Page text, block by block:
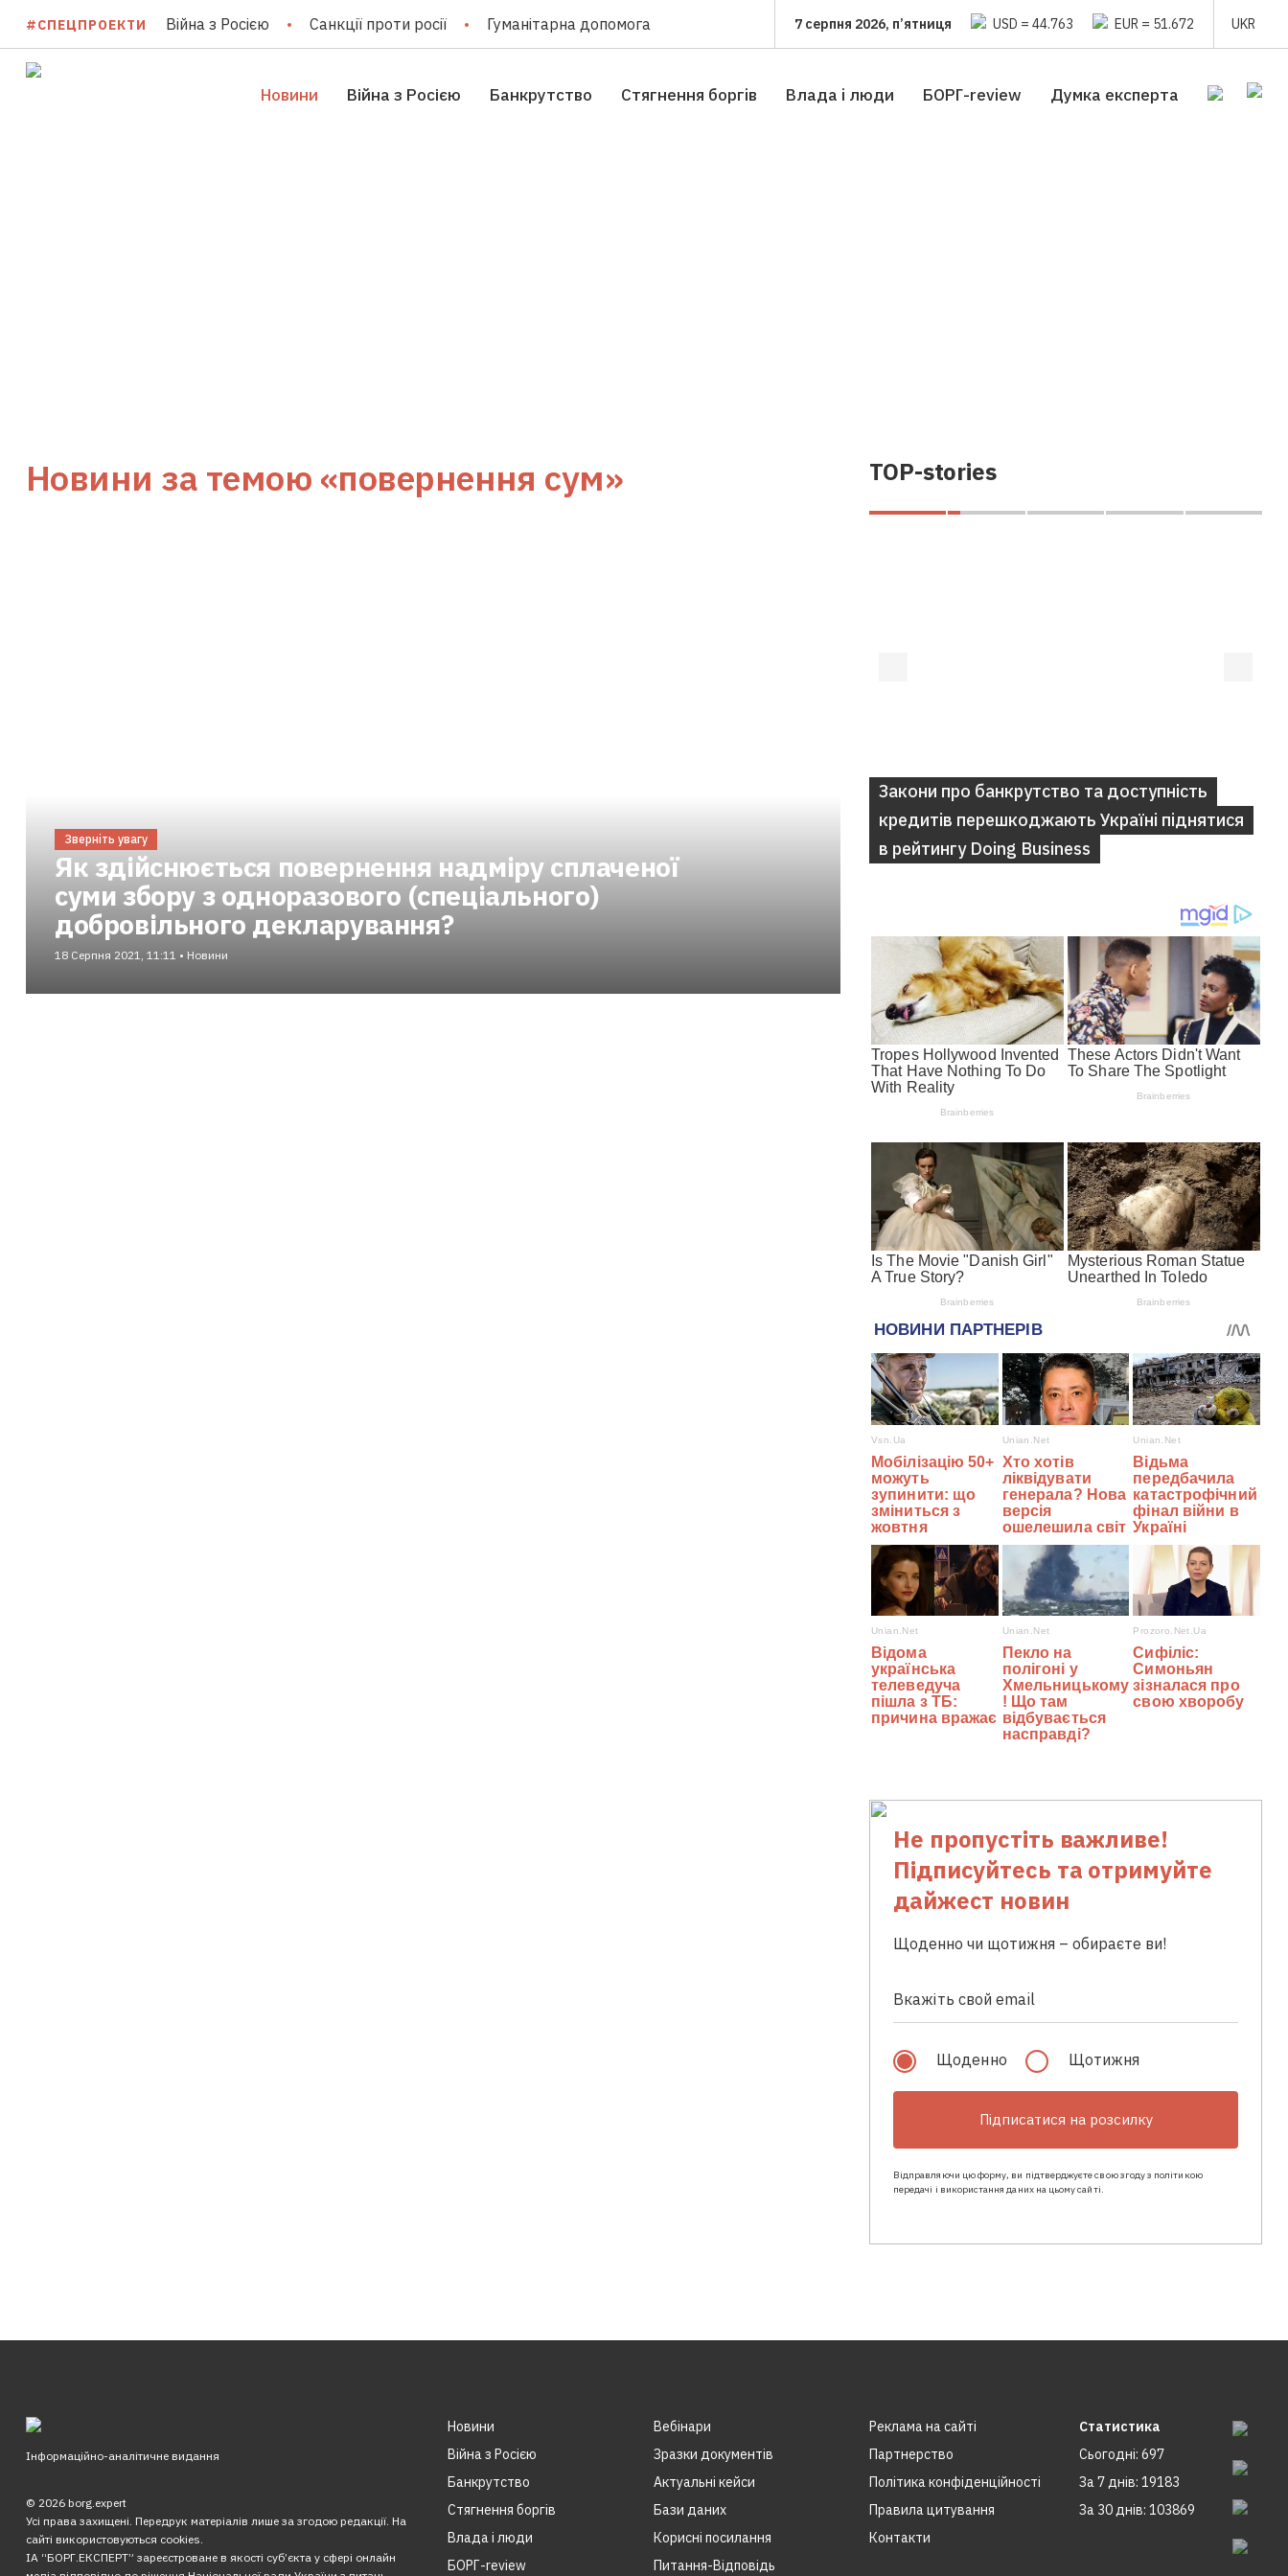
#СПЕЦПРОЕКТИ Війна з Росією Санкції проти росії Гуманітарна допомога 7 серпня 2026, п’ятниця USD = 44.763 EUR = 51.672 UKR
Новини Війна з Росією Банкрутство Стягнення боргiв Влада i люди БОРГ-review Думка експерта
Новини за темою «повернення сум»
Зверніть увагу
Як здійснюється повернення надміру сплаченої
суми збору з одноразового (спеціального)
добровільного декларування?
18 Серпня 2021, 11:11 • Новини
TOP-stories
Закони про банкрутство та доступність
кредитів перешкоджають Україні піднятися
в рейтингу Doing Business
Не пропустіть важливе!
Підписуйтесь та отримуйте
дайжест новин
Щоденно чи щотижня – обираєте ви!
Щоденно Щотижня
Підписатися на розсилку
Відправляючи цю форму, ви підтверджуєте свою згоду з політикою
передачі і використання даних на цьому сайті.
Інформаційно-аналітичне видання
© 2026 borg.expert
Усі права захищені. Передрук матеріалів лише за згодою редакції. На
сайті використовуються cookies.
ІА “БОРГ.ЕКСПЕРТ” зареєстроване в якості суб’єкта у сфері онлайн
Новини
Війна з Росією
Банкрутство
Стягнення боргiв
Влада i люди
БОРГ-review
Вебінари
Зразки документів
Актуальні кейси
Бази даних
Корисні посилання
Питання-Відповідь
Реклама на сайтi
Партнерство
Політика конфіденційності
Правила цитування
Контакти
Статистика
Сьогодні: 697
За 7 днів: 19183
За 30 днів: 103869